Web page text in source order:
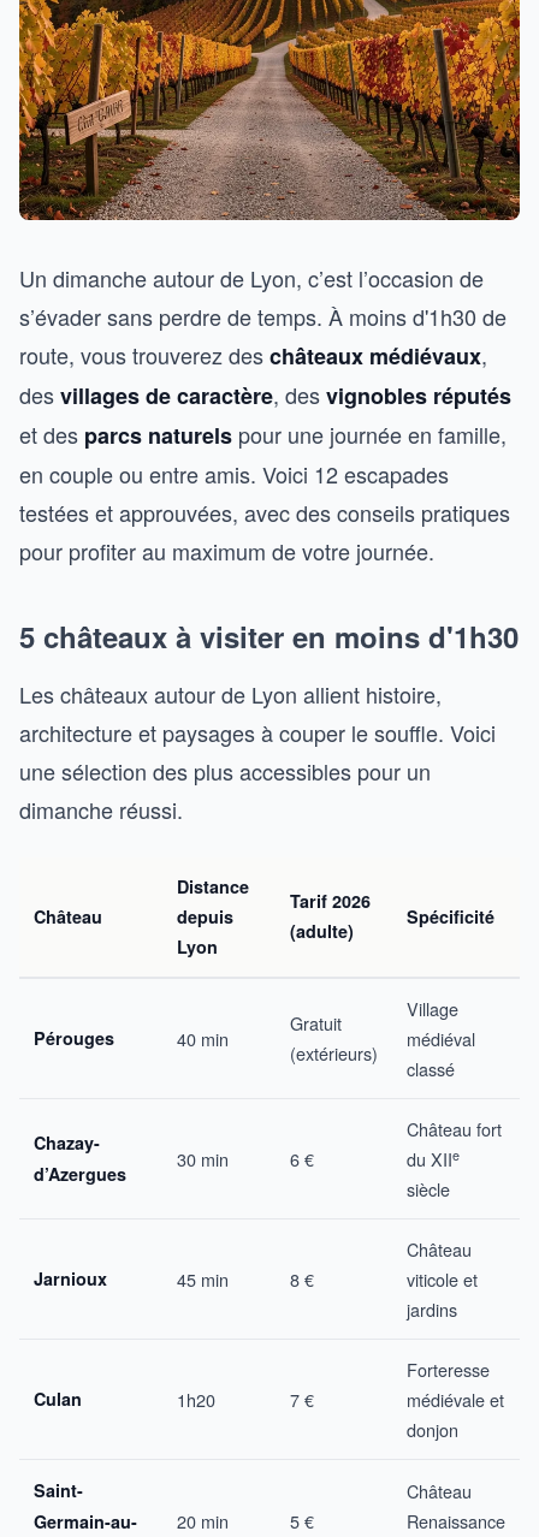
Un dimanche autour de Lyon, c’est l’occasion de
s’évader sans perdre de temps. À moins d'1h30 de
route, vous trouverez deschâteaux médiévaux,
desvillages de caractère, desvignobles réputés
et des parcs naturels pour une journée en famille,
en couple ou entre amis. Voici 12 escapades
testées et approuvées, avec des conseils pratiques
pour profiter au maximum de votre journée.
5 châteaux à visiter en moins d'1h30
Les châteaux autour de Lyon allient histoire,
architecture et paysages à couper le souffle. Voici
une sélection des plus accessibles pour un
dimanche réussi.
Château
Distance
depuis
Lyon
Tarif 2026
(adulte)
Spécificité
Pérouges 40 min
Gratuit
(extérieurs)
Village
médiéval
classé
Chazay-
d’Azergues
30 min 6 €
Château fort
du XIIe
siècle
Jarnioux 45 min 8 €
Château
viticole et
jardins
Culan 1h20 7 €
Forteresse
médiévale et
donjon
Saint-
Germain-au-
20 min 5 €
Château
Renaissance